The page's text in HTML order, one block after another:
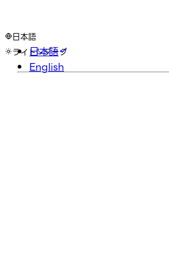
日本語
日本語
English
ライト ダーク